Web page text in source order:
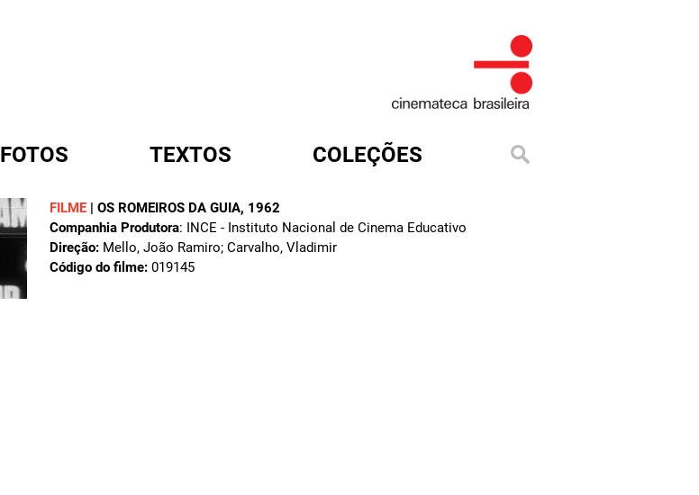
FOTOS TEXTOS COLEÇÕES
FILME | OS ROMEIROS DA GUIA, 1962
Companhia Produtora: INCE - Instituto Nacional de Cinema Educativo
Direção: Mello, João Ramiro; Carvalho, Vladimir
Código do filme: 019145